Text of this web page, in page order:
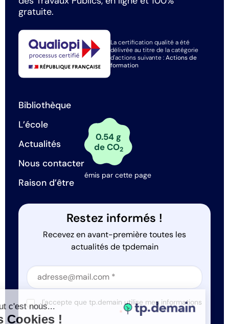
gratuite.
La certification qualité a été
délivrée au titre de la catégorie
d'actions suivante :Actions de
formation
Bibliothèque
L’école
Actualités
Nous contacter
Raison d’être
0.54 g
de CO2
émis par cette page
Restez informés !
Recevez en avant-première toutes les
actualités de tpdemain
Section
Section
J'accepte que tp.demain utilise mes informations
*
Salut c'est nous...
les Cookies !